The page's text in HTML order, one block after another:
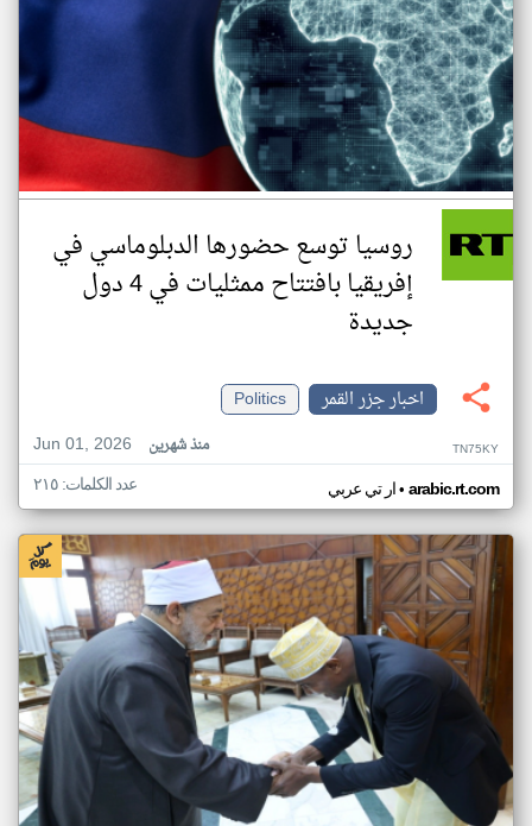
روسيا توسع حضورها الدبلوماسي في
إفريقيا بافتتاح ممثليات في 4 دول
جديدة
اخبار جزر القمر
Politics
Jun 01, 2026
منذ شهرين TN75KY
ار تي عربي• arabic.rt.com عدد الكلمات: ٢١٥